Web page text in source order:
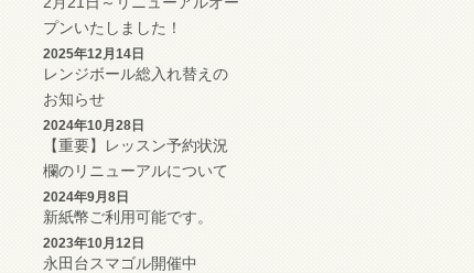
プンいたしました！
2025年12月14日
レンジボール総入れ替えの
お知らせ
2024年10月28日
【重要】レッスン予約状況
欄のリニューアルについて
2024年9月8日
新紙幣ご利用可能です。
2023年10月12日
永田台スマゴル開催中